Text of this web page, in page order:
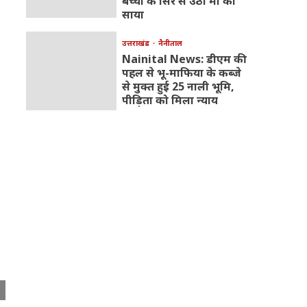
साया
उत्तराखंड नैनीताल
Nainital News: डीएम की
पहल से भू-माफिया के कब्जे
से मुक्त हुई 25 नाली भूमि,
पीड़िता को मिला न्याय